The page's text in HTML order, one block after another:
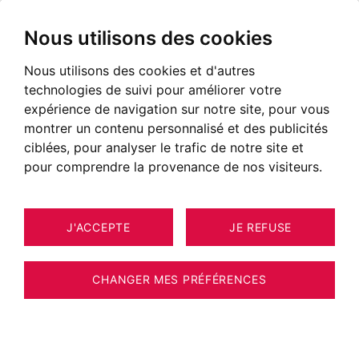
Nous utilisons des cookies
Nous utilisons des cookies et d'autres
technologies de suivi pour améliorer votre
expérience de navigation sur notre site, pour vous
montrer un contenu personnalisé et des publicités
ciblées, pour analyser le trafic de notre site et
pour comprendre la provenance de nos visiteurs.
J'ACCEPTE JE REFUSE
CHANGER MES PRÉFÉRENCES
TRAVAUX EN COURS
Les Houches
A PARTIR DE